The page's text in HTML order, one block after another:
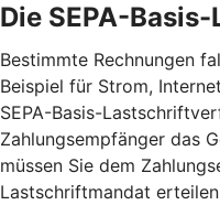
Die SEPA-
Bestimmte Rechnungen
Beispiel für Strom,
SEPA-Basis-
Zahlungsempfänger das
müssen Sie dem
Lastschriftmandat